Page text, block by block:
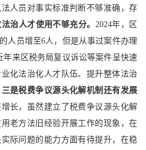
人员对事实标准判断不够准确，存
治人才使用不够充分。 2024年，区
人员增至6人，但是从事过案件办理
年来区税务局复议诉讼等案件呈快速
化法治化人才队伍、提升整体法治
三是税费争议源头化解机制还有发展
长，虽然建立了税费争议源头化解
老方法旧经验开展工作的现象，在
际问题的能力方面有待提升，在稳